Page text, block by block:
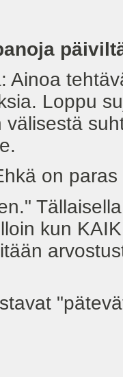
Ainoa
Loppu
on
kun